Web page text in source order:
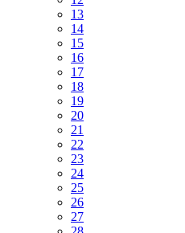
13
14
15
16
17
18
19
20
21
22
23
24
25
26
27